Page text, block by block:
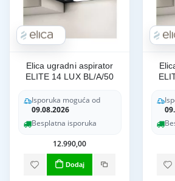
Elica ugradni aspirator
ELITE 14 LUX BL/A/50
Isporuka moguća od
09.08.2026
Besplatna isporuka
12.990,00
Dodaj